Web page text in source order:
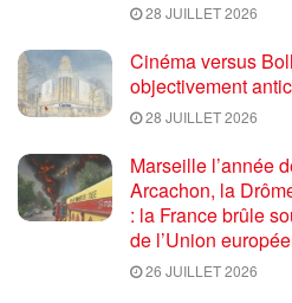
28 JUILLET 2026
Cinéma versus
objectivement
28 JUILLET 2026
Marseille l’année
Arcachon, la
: la France brûle
de l’Union
26 JUILLET 2026